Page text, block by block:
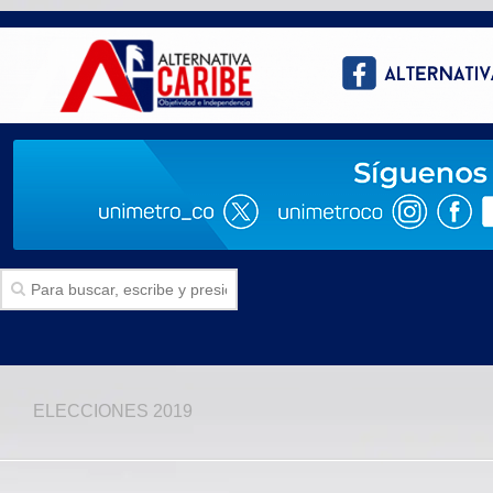
Politica
ELECCIONES 2019